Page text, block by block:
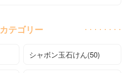
カテゴリー
シャボン玉石けん(50)